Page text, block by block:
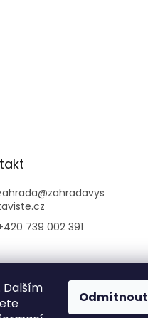
Dalším
Odmítnout
@zahradavys
739 002 391